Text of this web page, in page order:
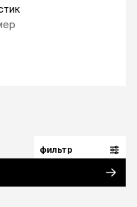
фильтр